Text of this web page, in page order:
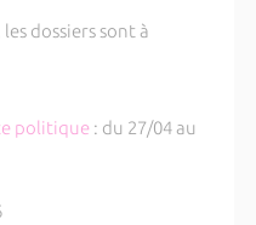
dossiers sont à
politique: du 27/04 au